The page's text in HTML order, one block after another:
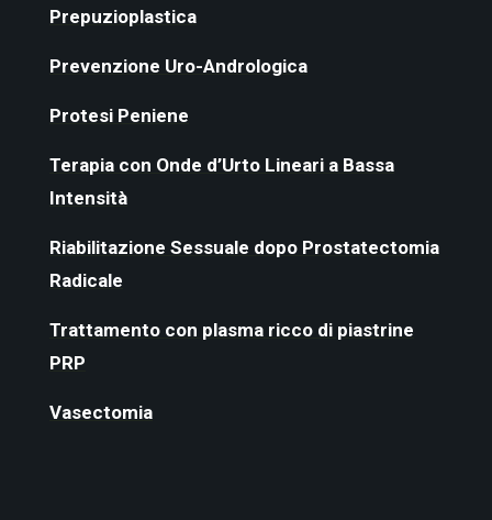
Prepuzioplastica
Prevenzione Uro-Andrologica
Protesi Peniene
Terapia con Onde d’Urto Lineari a Bassa
Intensità
Riabilitazione Sessuale dopo Prostatectomia
Radicale
Trattamento con plasma ricco di piastrine
PRP
Vasectomia